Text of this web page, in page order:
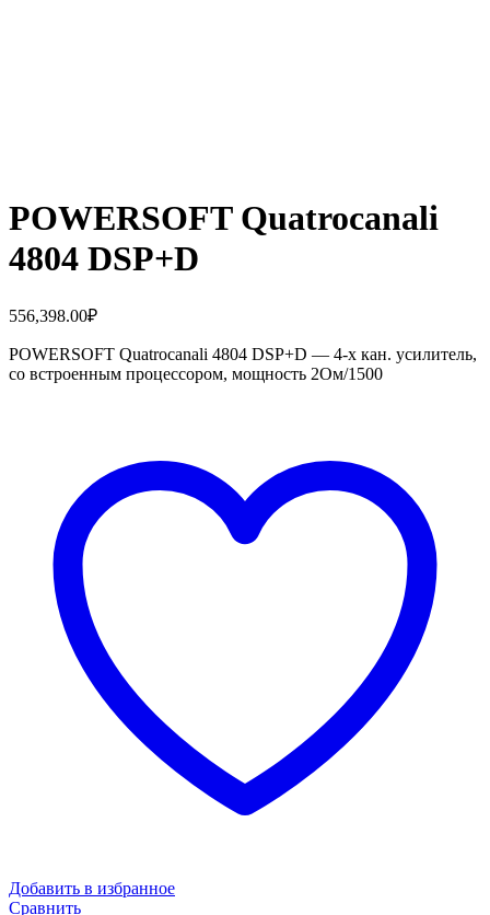
POWERSOFT Quatrocanali
4804 DSP+D
556,398.00₽
POWERSOFT Quatrocanali 4804 DSP+D — 4-х кан. усилитель,
со встроенным процессором, мощность 2Ом/1500
Добавить в избранное
Сравнить